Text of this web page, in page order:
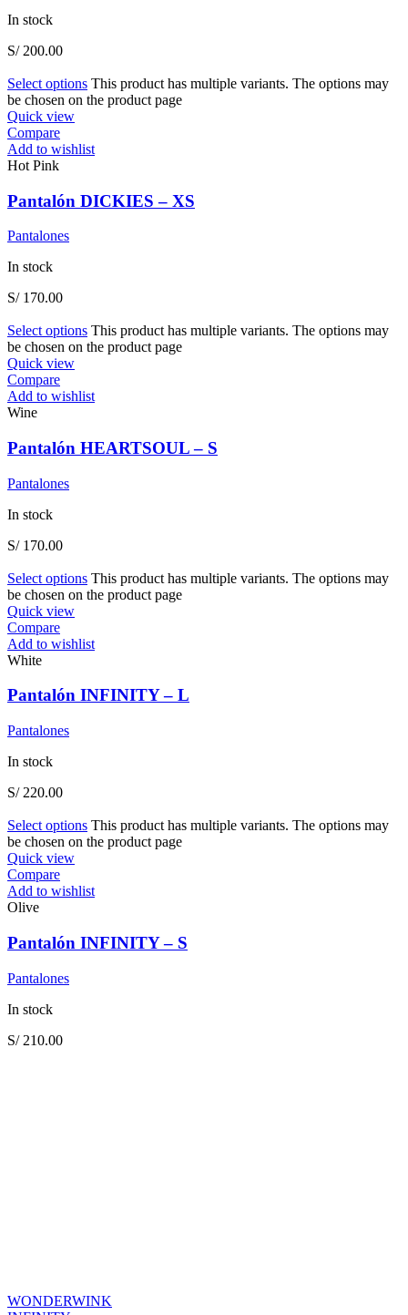
In stock
S/200.00
Select options This product has multiple variants. The options may
be chosen on the product page
Quick view
Compare
Add to wishlist
Hot Pink
Pantalón DICKIES – XS
Pantalones
In stock
S/170.00
Select options This product has multiple variants. The options may
be chosen on the product page
Quick view
Compare
Add to wishlist
Wine
Pantalón HEARTSOUL – S
Pantalones
In stock
S/170.00
Select options This product has multiple variants. The options may
be chosen on the product page
Quick view
Compare
Add to wishlist
White
Pantalón INFINITY – L
Pantalones
In stock
S/220.00
Select options This product has multiple variants. The options may
be chosen on the product page
Quick view
Compare
Add to wishlist
Olive
Pantalón INFINITY – S
Pantalones
In stock
S/210.00
WONDERWINK